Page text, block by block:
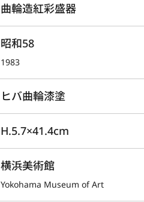
曲輪造紅彩盛器
昭和58
1983
ヒバ曲輪漆塗
H.5.7×41.4cm
横浜美術館
Yokohama Museum of Art